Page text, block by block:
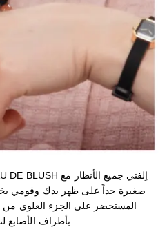
صغيرة جداً على ظهر يدك وقومي
المستحضر على الجزء العلوي من
بأطراف الأصابع